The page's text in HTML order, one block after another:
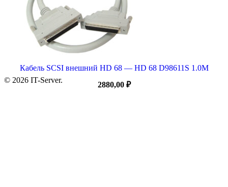
Кабель SCSI внешний HD 68 — HD 68 D98611S 1.0M
2880,00 ₽
© 2026 IT-Server.